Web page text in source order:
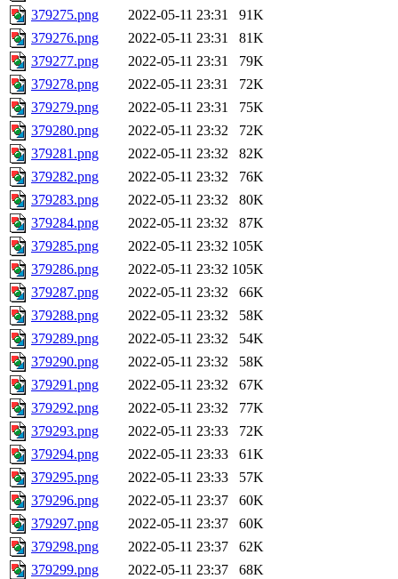
379275.png
2022-05-11 23:31
91K
379276.png
2022-05-11 23:31
81K
379277.png
2022-05-11 23:31
79K
379278.png
2022-05-11 23:31
72K
379279.png
2022-05-11 23:31
75K
379280.png
2022-05-11 23:32
72K
379281.png
2022-05-11 23:32
82K
379282.png
2022-05-11 23:32
76K
379283.png
2022-05-11 23:32
80K
379284.png
2022-05-11 23:32
87K
379285.png
2022-05-11 23:32 105K
379286.png
2022-05-11 23:32 105K
379287.png
2022-05-11 23:32
66K
379288.png
2022-05-11 23:32
58K
379289.png
2022-05-11 23:32
54K
379290.png
2022-05-11 23:32
58K
379291.png
2022-05-11 23:32
67K
379292.png
2022-05-11 23:32
77K
379293.png
2022-05-11 23:33
72K
379294.png
2022-05-11 23:33
61K
379295.png
2022-05-11 23:33
57K
379296.png
2022-05-11 23:37
60K
379297.png
2022-05-11 23:37
60K
379298.png
2022-05-11 23:37
62K
379299.png
2022-05-11 23:37
68K